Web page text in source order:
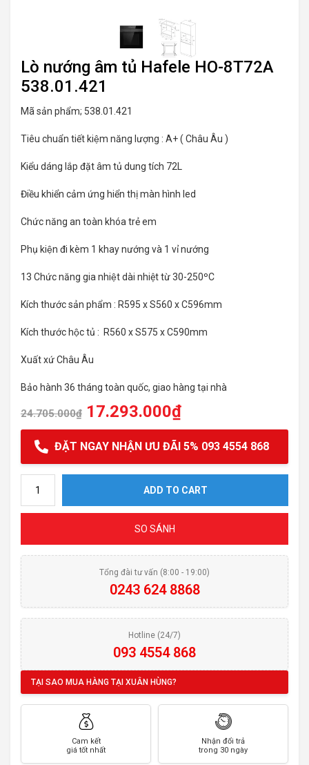
Lò nướng âm tủ Hafele HO-8T72A
538.01.421
Mã sản phẩm; 538.01.421
Tiêu chuẩn tiết kiệm năng lượng : A+ ( Châu Âu )
Kiểu dáng lắp đặt âm tủ dung tích 72L
Điều khiển cảm ứng hiển thị màn hình led
Chức năng an toàn khóa trẻ em
Phụ kiện đi kèm 1 khay nướng và 1 vỉ nướng
13 Chức năng gia nhiệt dài nhiệt từ 30-250ºC
Kích thước sản phẩm : R595 x S560 x C596mm
Kích thước hộc tủ : R560 x S575 x C590mm
Xuất xứ Châu Âu
Bảo hành 36 tháng toàn quốc, giao hàng tại nhà
24.705.000₫ 17.293.000₫
ĐẶT NGAY NHẬN ƯU ĐÃI 5% 093 4554 868
ADD TO CART
SO SÁNH
Tổng đài tư vấn (8:00 - 19:00)
0243 624 8868
Hotline (24/7)
093 4554 868
TẠI SAO MUA HÀNG TẠI XUÂN HÙNG?
Cam kết
giá tốt nhất
Nhận đổi trả
trong 30 ngày